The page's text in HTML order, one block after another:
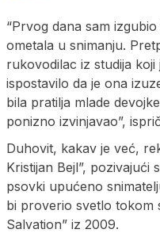
“Prvog dana sam
ometala u snimanju.
rukovodilac iz studija
ispostavilo da je ona
bila pratilja mlade
ponizno izvinjavao”,
Duhovit, kakav je već,
Kristijan Bejl”, pozivajući
psovki upućeno
bi proverio svetlo tokom
Salvation” iz 2009.